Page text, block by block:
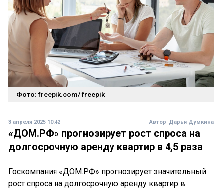
Фото: freepik.com/ freepik
3 апреля 2025 10:42 Автор: Дарья Думкина
«ДОМ.РФ» прогнозирует рост спроса на
долгосрочную аренду квартир в 4,5 раза
Госкомпания «ДОМ.РФ» прогнозирует значительный
рост спроса на долгосрочную аренду квартир в